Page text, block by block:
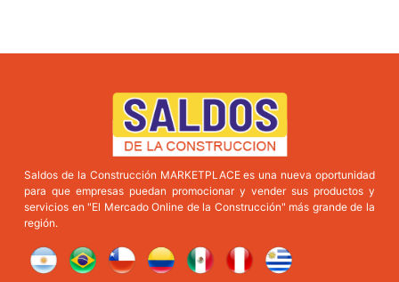
Saldos de la Construcción MARKETPLACE es una nueva oportunidad
para que empresas puedan promocionar y vender sus productos y
servicios en "El Mercado Online de la Construcción" más grande de la
región.